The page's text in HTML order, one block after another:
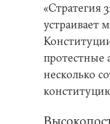
«Стратегия
устраивает
протестные
несколько